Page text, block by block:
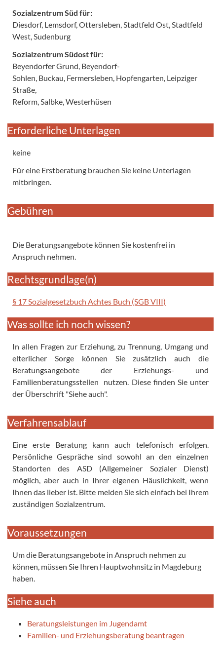
Sozialzentrum Süd für:
Diesdorf, Lemsdorf, Ottersleben, Stadtfeld Ost, Stadtfeld
West, Sudenburg
Sozialzentrum Südost für:
Beyendorfer Grund, Beyendorf-
Sohlen, Buckau, Fermersleben, Hopfengarten, Leipziger
Straße,
Reform, Salbke, Westerhüsen
Erforderliche Unterlagen
keine
Für eine Erstberatung brauchen Sie keine Unterlagen
mitbringen.
Gebühren
Die Beratungsangebote können Sie kostenfrei in
Anspruch nehmen.
Rechtsgrundlage(n)
§ 17 Sozialgesetzbuch Achtes Buch (SGB VIII)
Was sollte ich noch wissen?
In allen Fragen zur Erziehung, zu Trennung, Umgang und
elterlicher Sorge können Sie zusätzlich auch die
Beratungsangebote der Erziehungs- und
Familienberatungsstellen nutzen. Diese finden Sie unter
der Überschrift "Siehe auch".
Verfahrensablauf
Eine erste Beratung kann auch telefonisch erfolgen.
Persönliche Gespräche sind sowohl an den einzelnen
Standorten des ASD (Allgemeiner Sozialer Dienst)
möglich, aber auch in Ihrer eigenen Häuslichkeit, wenn
Ihnen das lieber ist. Bitte melden Sie sich einfach bei Ihrem
zuständigen Sozialzentrum.
Voraussetzungen
Um die Beratungsangebote in Anspruch nehmen zu
können, müssen Sie Ihren Hauptwohnsitz in Magdeburg
haben.
Siehe auch
Beratungsleistungen im Jugendamt
Familien- und Erziehungsberatung beantragen